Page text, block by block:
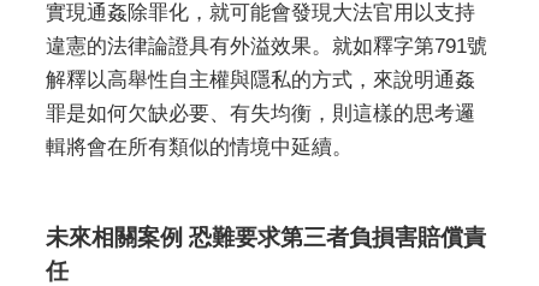
實現通姦除罪化，就可能會發現大法官用以支持
違憲的法律論證具有外溢效果。就如釋字第791號
解釋以高舉性自主權與隱私的方式，來說明通姦
罪是如何欠缺必要、有失均衡，則這樣的思考邏
輯將會在所有類似的情境中延續。
未來相關案例 恐難要求第三者負損害賠償責
任